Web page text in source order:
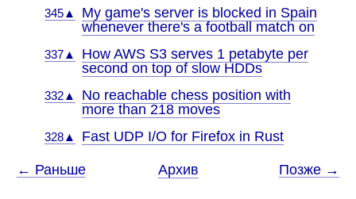
345▲
My game's server is blocked in Spain
whenever there's a football match on
337▲
How AWS S3 serves 1 petabyte per
second on top of slow HDDs
332▲
No reachable chess position with
more than 218 moves
328▲ Fast UDP I/O for Firefox in Rust
← Раньше Архив Позже →